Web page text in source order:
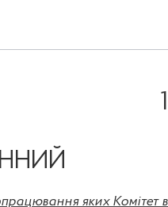
яких Комітет